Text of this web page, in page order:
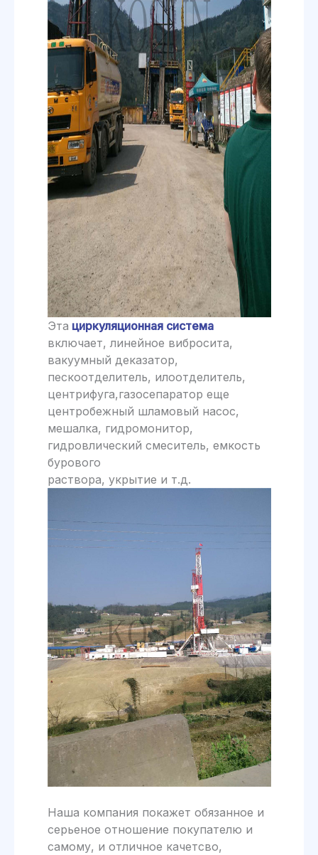
Эта циркуляционная система
включает, линейное вибросита,
вакуумный деказатор,
пескоотделитель, илоотделитель,
центрифуга,газосепаратор еще
центробежный шламовый насос,
мешалка, гидромонитор,
гидровлический смеситель, емкость
бурового
раствора, укрытие и т.д.
Наша компания покажет обязанное и
серьеное отношение покупателю и
самому, и отличное качетсво,